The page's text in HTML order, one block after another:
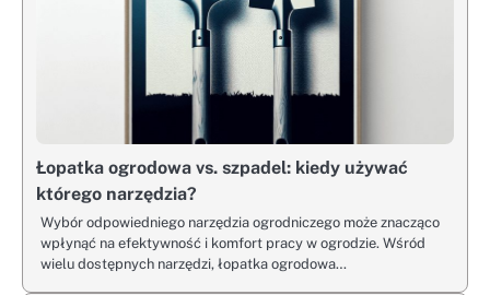
Łopatka ogrodowa vs. szpadel: kiedy używać
którego narzędzia?
Wybór odpowiedniego narzędzia ogrodniczego może znacząco
wpłynąć na efektywność i komfort pracy w ogrodzie. Wśród
wielu dostępnych narzędzi, łopatka ogrodowa…